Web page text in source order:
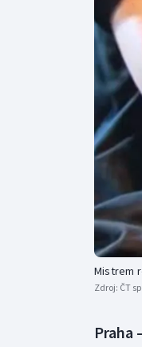
Mistrem
Zdroj: ČT
Praha